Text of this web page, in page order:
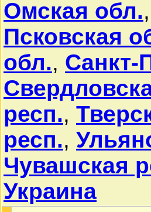
Омская обл.,
Псковская
обл., Санкт-
респ.,
респ.,
Чувашская
Украина